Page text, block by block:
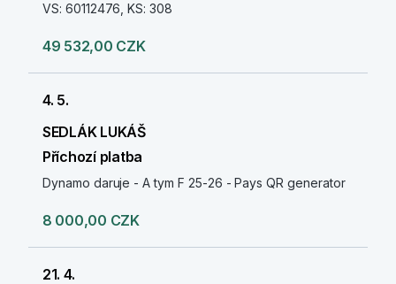
VS: 60112476, KS: 308
49 532,00 CZK
4. 5.
SEDLÁK LUKÁŠ
Příchozí platba
Dynamo daruje - A tym F 25-26 - Pays QR generator
8 000,00 CZK
21. 4.